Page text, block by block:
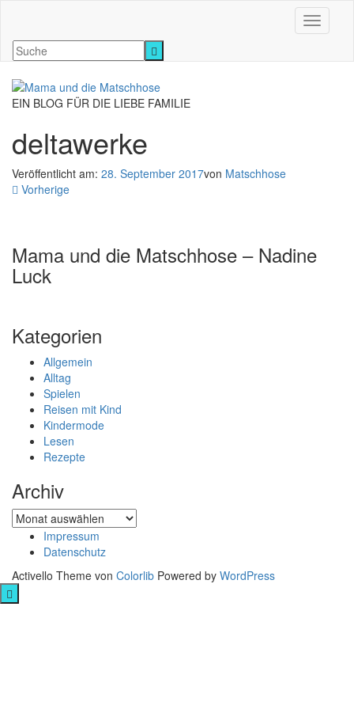
EIN BLOG FÜR DIE LIEBE FAMILIE
deltawerke
Veröffentlicht am: 28. September 2017von Matschhose
Vorherige
Mama und die Matschhose – Nadine
Luck
Kategorien
Allgemein
Alltag
Spielen
Reisen mit Kind
Kindermode
Lesen
Rezepte
Archiv
Archiv
Impressum
Datenschutz
Activello Theme von Colorlib Powered by WordPress